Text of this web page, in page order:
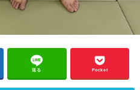
送る Pocket